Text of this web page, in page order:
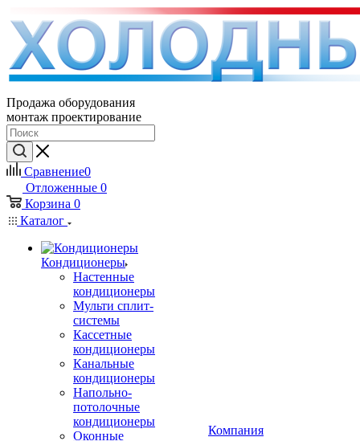
Продажа оборудования
монтаж проектирование
Сравнение0
Отложенные 0
Корзина 0
Каталог
Кондиционеры
Настенные
кондиционеры
Мульти сплит-
системы
Кассетные
кондиционеры
Канальные
кондиционеры
Напольно-
потолочные
кондиционеры
Оконные
Компания